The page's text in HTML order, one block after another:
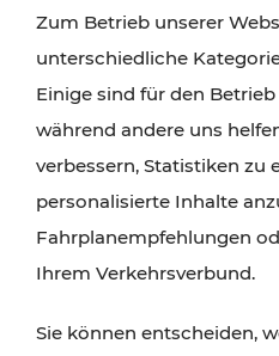
Wanderungen, Kultur und
Radtouren oder purer
Attraktionen sind mit den
Angeboten des VOR gut
Zum Betrieb unserer
unterschiedliche
Einige sind für den
während andere uns
verbessern, Statistiken zu
personalisierte Inhalte
Fahrplanempfehlungen
Ihrem Verkehrsverbund.
Sie können entscheiden,